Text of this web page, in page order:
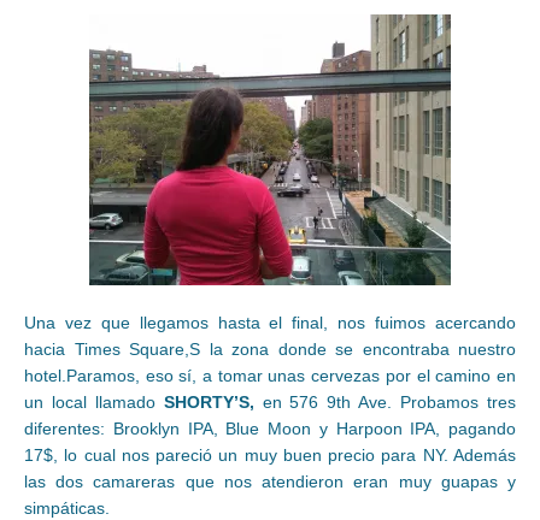
Una vez que llegamos hasta el final, nos fuimos acercando
hacia Times Square,S la zona donde se encontraba nuestro
hotel.Paramos, eso sí, a tomar unas cervezas por el camino en
un local llamado SHORTY’S, en 576 9th Ave. Probamos tres
diferentes: Brooklyn IPA, Blue Moon y Harpoon IPA, pagando
17$, lo cual nos pareció un muy buen precio para NY. Además
las dos camareras que nos atendieron eran muy guapas y
simpáticas.